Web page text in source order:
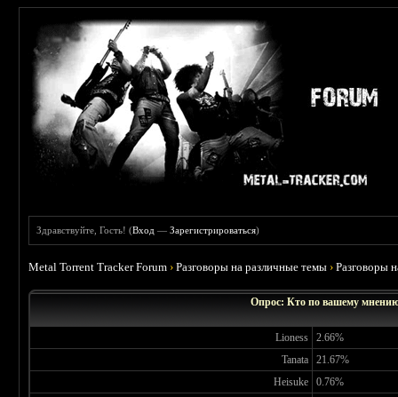
Здравствуйте, Гость! (Вход —Зарегистрироваться)
Metal Torrent Tracker Forum ›Разговоры на различные темы ›Разговоры
Опрос: Кто по вашему
Lioness
2.66%
Tanata
21.67%
Heisuke
0.76%